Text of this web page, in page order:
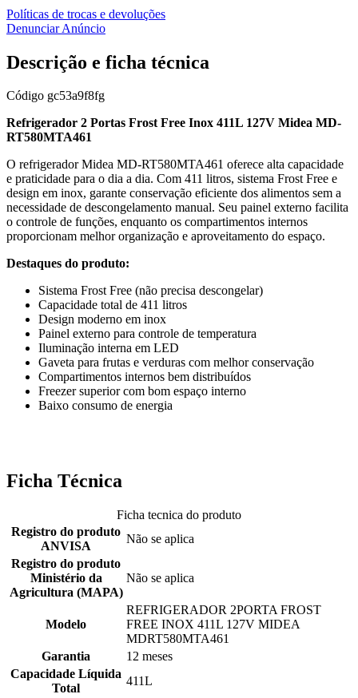
Políticas de trocas e devoluções
Denunciar Anúncio
Descrição e ficha técnica
Código gc53a9f8fg
Refrigerador 2 Portas Frost Free Inox 411L 127V Midea MD-
RT580MTA461
O refrigerador Midea MD-RT580MTA461 oferece alta capacidade
e praticidade para o dia a dia. Com 411 litros, sistema Frost Free e
design em inox, garante conservação eficiente dos alimentos sem a
necessidade de descongelamento manual. Seu painel externo facilita
o controle de funções, enquanto os compartimentos internos
proporcionam melhor organização e aproveitamento do espaço.
Destaques do produto:
Sistema Frost Free (não precisa descongelar)
Capacidade total de 411 litros
Design moderno em inox
Painel externo para controle de temperatura
Iluminação interna em LED
Gaveta para frutas e verduras com melhor conservação
Compartimentos internos bem distribuídos
Freezer superior com bom espaço interno
Baixo consumo de energia
Ficha Técnica
Ficha tecnica do produto
Registro do produto
ANVISA
Não se aplica
Registro do produto
Ministério da
Agricultura (MAPA)
Não se aplica
Modelo
REFRIGERADOR 2PORTA FROST
FREE INOX 411L 127V MIDEA
MDRT580MTA461
Garantia
12 meses
Capacidade Líquida
Total
411L